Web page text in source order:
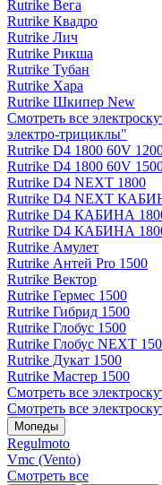
Rutrike Вега
Rutrike Квадро
Rutrike Лич
Rutrike Рикша
Rutrike Тубан
Rutrike Хара
Rutrike Шкипер New
Смотреть все
электро‑трициклы"
Rutrike D4 1800 60V
Rutrike D4 1800 60V
Rutrike D4 NEXT 1800
Rutrike D4 NEXT
Rutrike D4 КАБИНА
Rutrike D4 КАБИНА
Rutrike Амулет
Rutrike Антей Pro 1500
Rutrike Вектор
Rutrike Гермес 1500
Rutrike Гибрид 1500
Rutrike Глобус 1500
Rutrike Глобус NEXT
Rutrike Дукат 1500
Rutrike Мастер 1500
Смотреть все
Смотреть все
Мопеды
Regulmoto
Vmc (Vento)
Смотреть все